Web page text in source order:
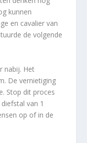
kunnen
en cavalier van
de volgende
nabij. Het
De vernietiging
Stop dit proces
van 1
op of in de